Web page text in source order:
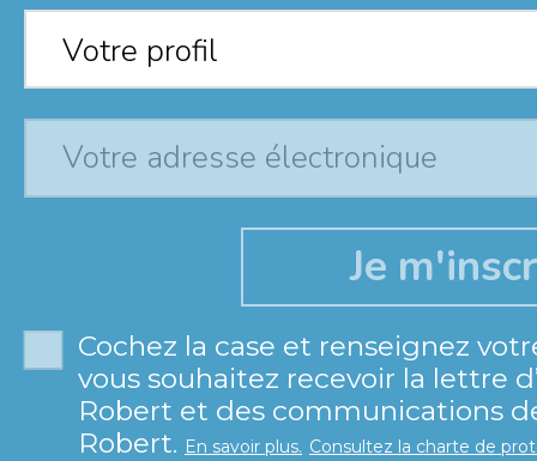
Votre profil*
Votre profil
Cochez la case et renseignez
vous souhaitez recevoir la lettre
Robert et des communications
Robert. En savoir plus. Consultez la charte de